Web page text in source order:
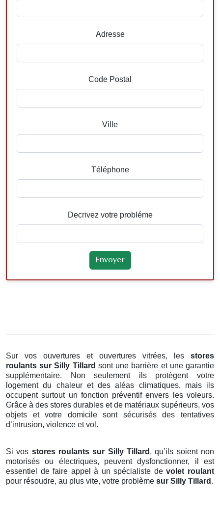
Adresse
Code Postal
Ville
Téléphone
Decrivez votre probléme
Sur vos ouvertures et ouvertures vitrées, les stores
roulants sur Silly Tillard sont une barrière et une garantie
supplémentaire. Non seulement ils protègent votre
logement du chaleur et des aléas climatiques, mais ils
occupent surtout un fonction préventif envers les voleurs.
Grâce à des stores durables et de matériaux supérieurs, vos
objets et votre domicile sont sécurisés des tentatives
d’intrusion, violence et vol.
Si vos stores roulants sur Silly Tillard , qu’ils soient non
motorisés ou électriques, peuvent dysfonctionner, il est
essentiel de faire appel à un spécialiste devolet roulant
pour résoudre, au plus vite, votre problème sur Silly Tillard .